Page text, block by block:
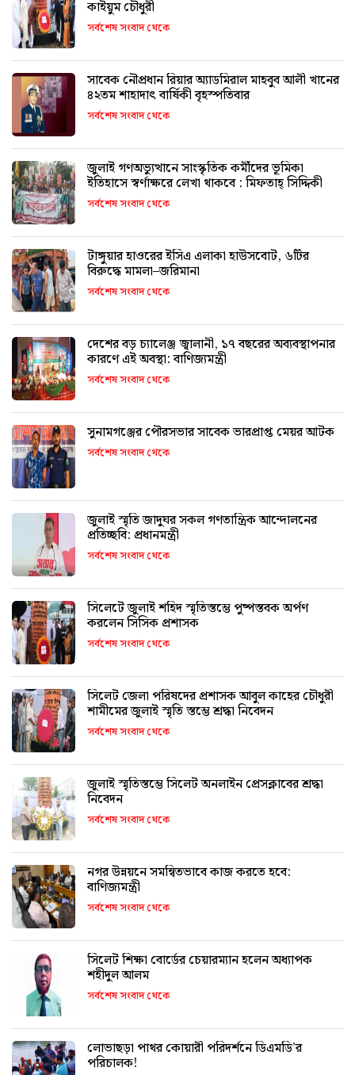
কাইয়ুম চৌধুরী
সর্বশেষ সংবাদ থেকে
সাবেক নৌপ্রধান রিয়ার অ্যাডমিরাল মাহবুব আলী খানের
৪২তম শাহাদাৎ বার্ষিকী বৃহস্পতিবার
সর্বশেষ সংবাদ থেকে
জুলাই গণঅভ্যুত্থানে সাংস্কৃতিক কর্মীদের ভূমিকা
ইতিহাসে স্বর্ণাক্ষরে লেখা থাকবে : মিফতাহ্ সিদ্দিকী
সর্বশেষ সংবাদ থেকে
টাঙ্গুয়ার হাওরের ইসিএ এলাকা হাউসবোট, ৬টির
বিরুদ্ধে মামলা–জরিমানা
সর্বশেষ সংবাদ থেকে
দেশের বড় চ্যালেঞ্জ জ্বালানী, ১৭ বছরের অব্যবস্থাপনার
কারণে এই অবস্থা: বাণিজ্যমন্ত্রী
সর্বশেষ সংবাদ থেকে
সুনামগঞ্জের পৌরসভার সাবেক ভারপ্রাপ্ত মেয়র আটক
সর্বশেষ সংবাদ থেকে
জুলাই স্মৃতি জাদুঘর সকল গণতান্ত্রিক আন্দোলনের
প্রতিচ্ছবি: প্রধানমন্ত্রী
সর্বশেষ সংবাদ থেকে
সিলেটে জুলাই শহিদ স্মৃতিস্তম্ভে পুষ্পস্তবক অর্পণ
করলেন সিসিক প্রশাসক
সর্বশেষ সংবাদ থেকে
সিলেট জেলা পরিষদের প্রশাসক আবুল কাহের চৌধুরী
শামীমের জুলাই স্মৃতি স্তম্ভে শ্রদ্ধা নিবেদন
সর্বশেষ সংবাদ থেকে
জুলাই স্মৃতিস্তম্ভে সিলেট অনলাইন প্রেসক্লাবের শ্রদ্ধা
নিবেদন
সর্বশেষ সংবাদ থেকে
নগর উন্নয়নে সমন্বিতভাবে কাজ করতে হবে:
বাণিজ্যমন্ত্রী
সর্বশেষ সংবাদ থেকে
সিলেট শিক্ষা বোর্ডের চেয়ারম্যান হলেন অধ্যাপক
শহীদুল আলম
সর্বশেষ সংবাদ থেকে
লোভাছড়া পাথর কোয়ারী পরিদর্শনে ডিএমডি’র
পরিচালক!